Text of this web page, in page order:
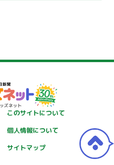
このサイトについて
個人情報について
サイトマップ